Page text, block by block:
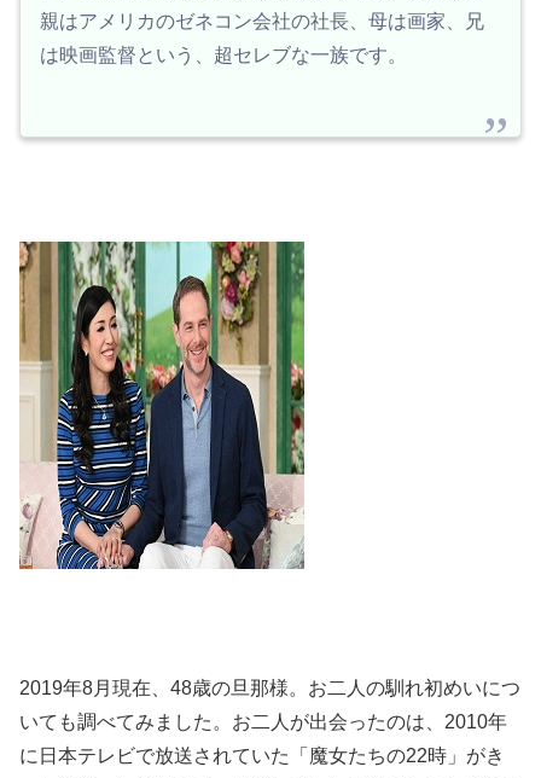
親はアメリカのゼネコン会社の社長、母は画家、兄
は映画監督という、超セレブな一族です。
2019年8月現在、48歳の旦那様。お二人の馴れ初めいにつ
いても調べてみました。お二人が出会ったのは、2010年
に日本テレビで放送されていた「魔女たちの22時」がき